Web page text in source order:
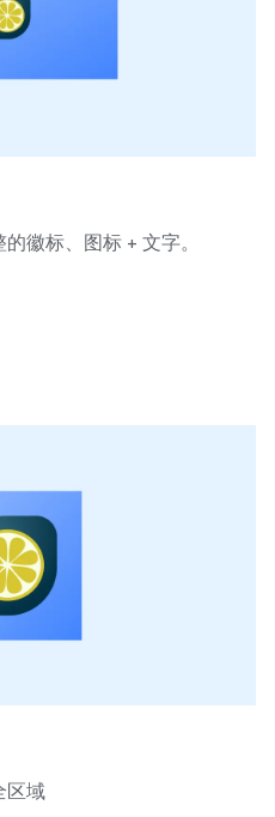
徽标、图标 + 文字。
区域